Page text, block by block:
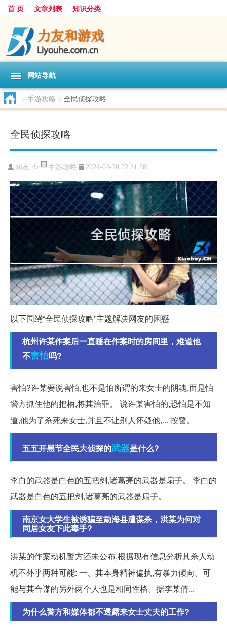
首 页 文章列表 知识分类
网站导航
> 手游攻略 > 全民侦探攻略
全民侦探攻略
网友:rlz 手游攻略 2024-04-30 22:31:38
以下围绕“全民侦探攻略”主题解决网友的困惑
杭州许某作案后一直睡在作案时的房间里，难道他
不害怕吗?
害怕?许某要说害怕,也不是怕所谓的来女士的阴魂,而是怕
警方抓住他的把柄,将其治罪。 说许某害怕的,恐怕是不知
道,他为了杀死来女士,并且不让别人怀疑他,... 按警。
五五开黑节全民大侦探的武器是什么?
李白的武器是白色的五把剑,诸葛亮的武器是扇子。 李白的
武器是白色的五把剑,诸葛亮的武器是扇子。
南京女大学生被诱骗至勐海县遭谋杀，洪某为何对
同居女友下此毒手?
洪某的作案动机警方还未公布,根据现有信息分析其杀人动
机不外乎两种可能: 一、其本身精神偏执,有暴力倾向。可
能与其合谋的另外两个人也是相同性格。据李某倩...
为什么警方和媒体都不透露来女士丈夫的工作?